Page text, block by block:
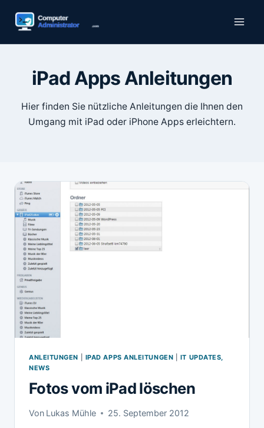
Inhalt
iPad Apps Anleitungen
Hier finden Sie nützliche Anleitungen die Ihnen den
Umgang mit iPad oder iPhone Apps erleichtern.
ANLEITUNGEN IPAD APPS ANLEITUNGEN
IT UPDATES,
NEWS
Fotos vom iPad löschen
Von Lukas Mühle 25. September 2012